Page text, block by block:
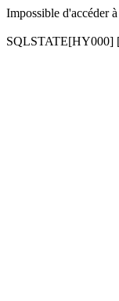
Impossible d'accéder
SQLSTATE[HY000]